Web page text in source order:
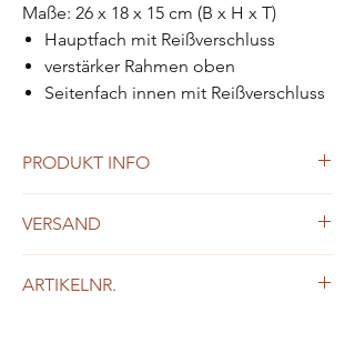
Maße: 26 x 18 x 15 cm (B x H x T)
Hauptfach mit Reißverschluss
verstärker Rahmen oben
Seitenfach innen mit Reißverschluss
PRODUKT INFO
Kleine Mängel oder Farbunebenheiten
sind nicht als Mangel anzusehen,
sondern als natürliches Merkmal des
Leders
VERSAND
Versand innerhalb Österreichs und
ARTIKELNR.